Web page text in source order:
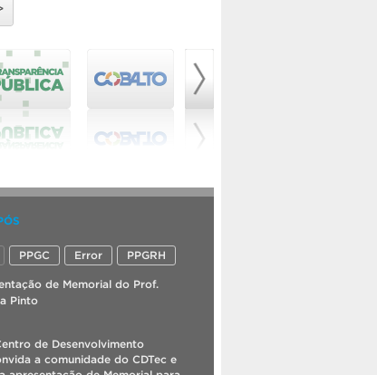
totalizando dez aulas, no Campus II
da UFPel (Rua Almirante Barroso,
1.202). Trata-se de uma
oportunidade para revisar
Pós em Educação seleciona
Educação da Universidade Federal
optativas no segundo semestre
de 2026, na modalidade
estudante em regime especial
permite que graduados e
PPGC Error PPGRH
de Memorial do Prof.
Pinto
de Desenvolvimento
a comunidade do CDTec e